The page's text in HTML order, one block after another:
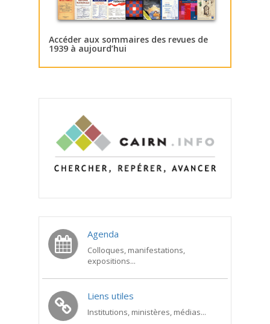
Accéder aux sommaires des revues de
1939 à aujourd’hui
Agenda
Colloques, manifestations,
expositions...
Liens utiles
Institutions, ministères, médias...